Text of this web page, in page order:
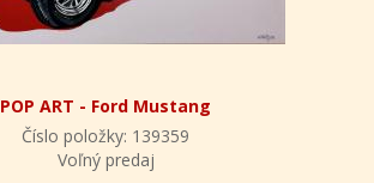
POP ART - Ford Mustang
Číslo položky: 139359
Voľný predaj